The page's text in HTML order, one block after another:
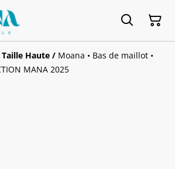
Taille Haute / Moana • Bas de maillot •
MANA 2025